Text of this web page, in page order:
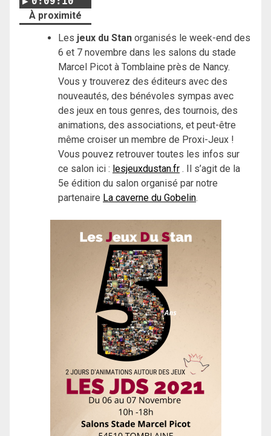
À proximité
Les jeux du Stan organisés le week-end des
6 et 7 novembre dans les salons du stade
Marcel Picot à Tomblaine près de Nancy.
Vous y trouverez des éditeurs avec des
nouveautés, des bénévoles sympas avec
des jeux en tous genres, des tournois, des
animations, des associations, et peut-être
même croiser un membre de Proxi-Jeux !
Vous pouvez retrouver toutes les infos sur
ce salon ici : lesjeuxdustan.fr . Il s’agit de la
5e édition du salon organisé par notre
partenaire La caverne du Gobelin.